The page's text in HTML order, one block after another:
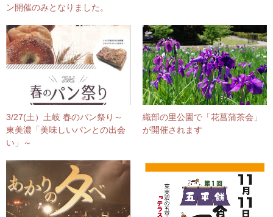
ン開催のみとなりました。
3/27(土）土岐 春のパン祭り～
東美濃「美味しいパンとの出会
い」～
織部の里公園で「花菖蒲茶会」
が開催されます